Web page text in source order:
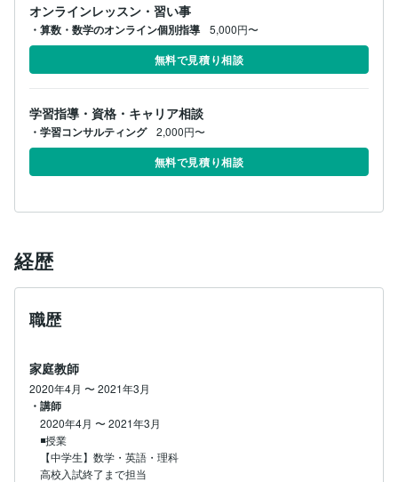
オンラインレッスン・習い事
・算数・数学のオンライン個別指導 5,000円〜
無料で見積り相談
学習指導・資格・キャリア相談
・学習コンサルティング 2,000円〜
無料で見積り相談
経歴
職歴
家庭教師
2020年4月 〜2021年3月
・講師
2020年4月 〜2021年3月
◾️授業
【中学生】数学・英語・理科
高校入試終了まで担当